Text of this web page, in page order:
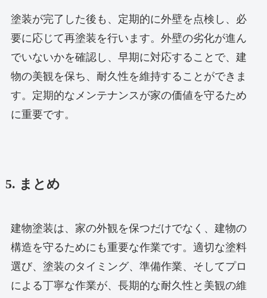
塗装が完了した後も、定期的に外壁を点検し、必
要に応じて再塗装を行います。外壁の劣化が進ん
でいないかを確認し、早期に対応することで、建
物の美観を保ち、耐久性を維持することができま
す。定期的なメンテナンスが家の価値を守るため
に重要です。
5. まとめ
建物塗装は、家の外観を保つだけでなく、建物の
構造を守るためにも重要な作業です。適切な塗料
選び、塗装のタイミング、準備作業、そしてプロ
による丁寧な作業が、長期的な耐久性と美観の維